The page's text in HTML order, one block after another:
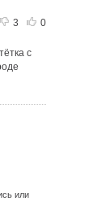
3 0
с
или